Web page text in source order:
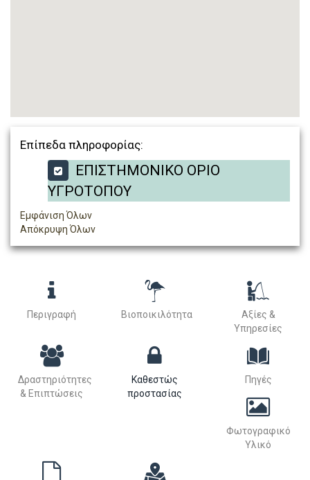
Επίπεδα πληροφορίας:
ΕΠΙΣΤΗΜΟΝΙΚΟ ΟΡΙΟ
ΥΓΡΟΤΟΠΟΥ
Εμφάνιση Όλων
Απόκρυψη Όλων
Περιγραφή Βιοποικιλότητα
Αξίες &
Υπηρεσίες
Δραστηριότητες
& Επιπτώσεις
Καθεστώς
προστασίας
Πηγές
Φωτογραφικό
Υλικό